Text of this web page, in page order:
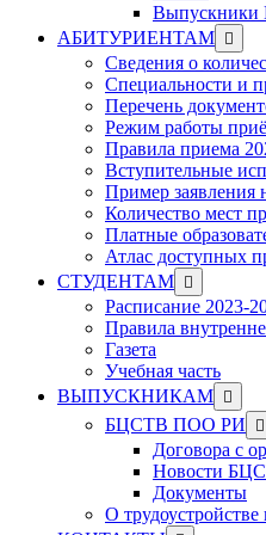
АБИТУРИЕНТАМ Show
sub
menu
Сведения о
Специальности и
Перечень
Режим работы
Правила приема
Вступительные
Пример заявления
Количество мест
Платные
Атлас доступных
СТУДЕНТАМ Show
sub
menu
Расписание 2023-
Правила
Газета
Учебная часть
ВЫПУСКНИКАМ Show
sub
menu
БЦСТВ ПОО РИ
Договора с
Новости
Документы
О